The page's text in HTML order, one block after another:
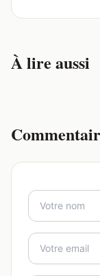
À lire aussi